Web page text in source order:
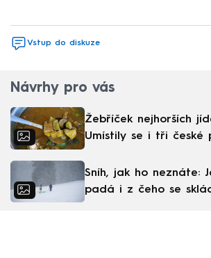
Vstup do diskuze
Návrhy pro vás
Žebříček nejhorších
Umístily se i tři české
Sníh, jak ho neznáte:
padá i z čeho se